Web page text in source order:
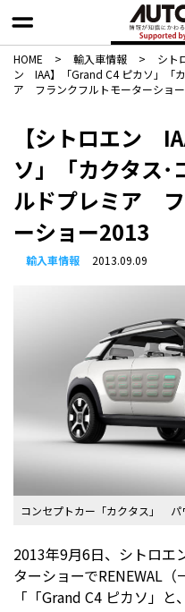
HOME > 輸入車情報 > シト
ン IAA】「Grand C4 ピカソ」「
ア フランクフルトモーターショ
【シトロエン
ソ」「カクタス･
ルドプレミア
ーショー2013
輸入車情報 2013.09.09
コンセプトカー「カクタス」 パ
2013年9月6日、シトロエ
ターショーでRENEWAL
「「Grand C4 ピカソ」